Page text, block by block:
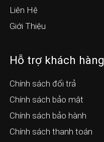
Liên Hệ
Giới Thiệu
Hỗ trợ khách hàng
Chính sách đổi trả
Chính sách bảo mật
Chính sách bảo hành
Chính sách thanh toán